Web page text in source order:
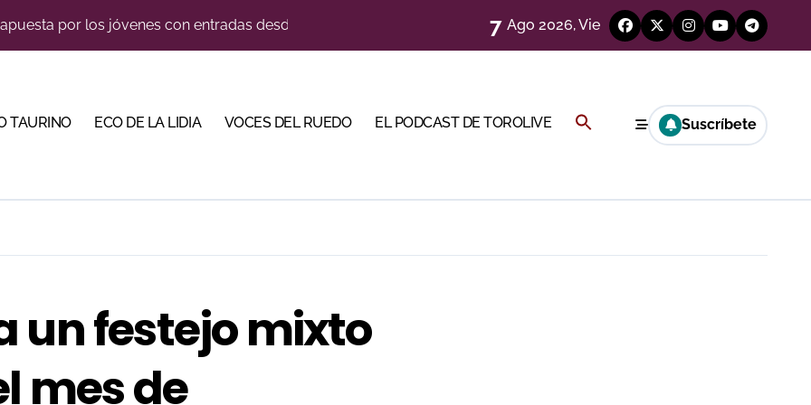
sobresale en una noche gris en Las Ventas
de Tauroemoción en Huesca: «Todas las figuras del toreo quieren venir a esta feria»
en una feria que vuelve a mirar al futuro
de desafíos y variedad ganadera
7 Ago 2026, Vie
TAURINO ECO DE LA LIDIA VOCES DEL RUEDO EL PODCAST DE TOROLIVE Buscar: Suscríbete
un festejo mixto
mes de